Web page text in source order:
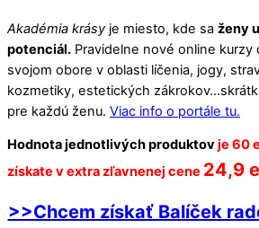
Akadémia krásy je miesto, kde sa ženy
potenciál. Pravidelne nové online
svojom obore v oblasti líčenia, jogy,
kozmetiky, estetických
pre každú ženu. Viac info o portále tu.
Hodnota jednotlivých produktovje 60
získate v extra zľavnenej cene 24,9
>>Chcem získať Balíček